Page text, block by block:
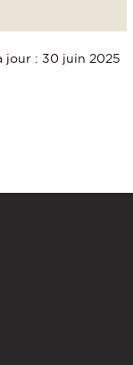
jour : 30 juin 2025